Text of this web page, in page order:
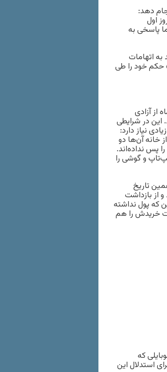
دهد:
اول
اما پاسخی به
بازداشت شد و بعد به اتهامات
حکم خود را طی
آزادی
در شرایطی
نیاز دارد:
خانه آن‌ها دو
پس نداده‌اند.
و گوشی را
تاریخ
از بازداشت
که پول نداشته
خریدش را هم
که
استدلال این